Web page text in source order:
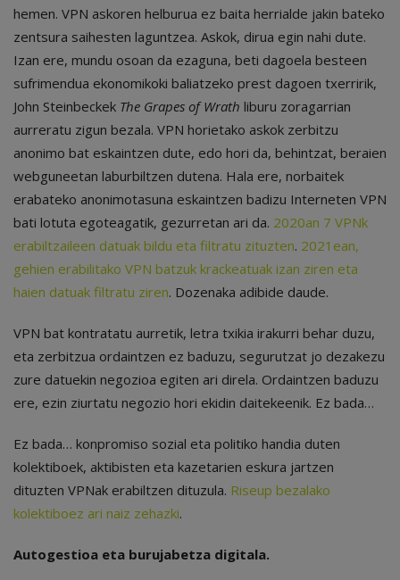
hemen. VPN askoren helburua ez baita herrialde jakin bateko
zentsura saihesten laguntzea. Askok, dirua egin nahi dute.
Izan ere, mundu osoan da ezaguna, beti dagoela besteen
sufrimendua ekonomikoki baliatzeko prest dagoen txerririk,
John Steinbeckek The Grapes of Wrath liburu zoragarrian
aurreratu zigun bezala. VPN horietako askok zerbitzu
anonimo bat eskaintzen dute, edo hori da, behintzat, beraien
webguneetan laburbiltzen dutena. Hala ere, norbaitek
erabateko anonimotasuna eskaintzen badizu Interneten VPN
bati lotuta egoteagatik, gezurretan ari da. 2020an 7 VPNk
erabiltzaileen datuak bildu eta filtratu zituzten. 2021ean,
gehien erabilitako VPN batzuk krackeatuak izan ziren eta
haien datuak filtratu ziren. Dozenaka adibide daude.
VPN bat kontratatu aurretik, letra txikia irakurri behar duzu,
eta zerbitzua ordaintzen ez baduzu, segurutzat jo dezakezu
zure datuekin negozioa egiten ari direla. Ordaintzen baduzu
ere, ezin ziurtatu negozio hori ekidin daitekeenik. Ez bada…
Ez bada… konpromiso sozial eta politiko handia duten
kolektiboek, aktibisten eta kazetarien eskura jartzen
dituzten VPNak erabiltzen dituzula. Riseup bezalako
kolektiboez ari naiz zehazki.
Autogestioa eta burujabetza digitala.